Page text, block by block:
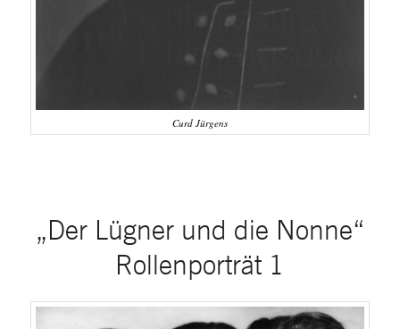
Curd Jürgens
„Der Lügner und die Nonne“
Rollenporträt 1